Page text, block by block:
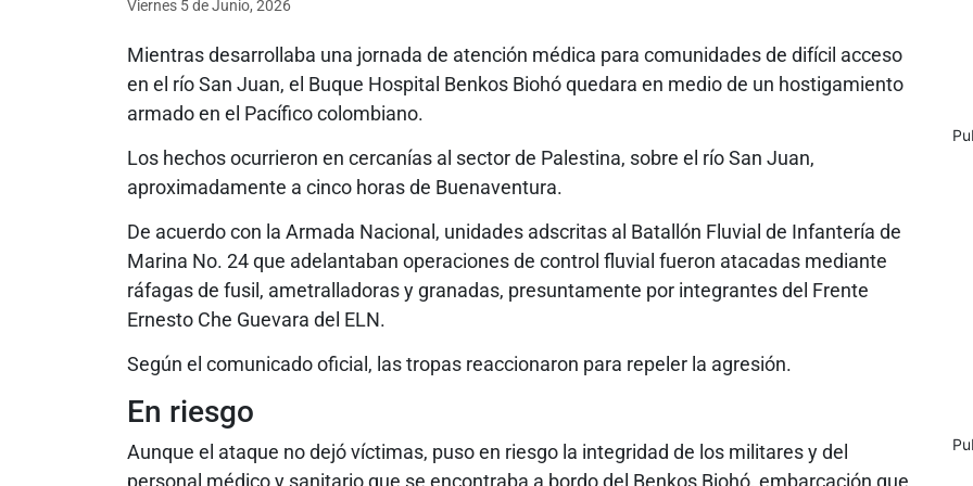
Viernes 5deJunio, 2026
Mientras desarrollaba una jornada de atención médica para comunidades de difícil acceso
en el río San Juan, el Buque Hospital Benkos Biohó quedara en medio de un hostigamiento
armado en el Pacífico colombiano.
Los hechos ocurrieron en cercanías al sector de Palestina, sobre el río San Juan,
aproximadamente a cinco horas de Buenaventura.
De acuerdo con la Armada Nacional, unidades adscritas al Batallón Fluvial de Infantería de
Marina No. 24 que adelantaban operaciones de control fluvial fueron atacadas mediante
ráfagas de fusil, ametralladoras y granadas, presuntamente por integrantes del Frente
Ernesto Che Guevara del ELN.
Según el comunicado oficial, las tropas reaccionaron para repeler la agresión.
En riesgo
Aunque el ataque no dejó víctimas, puso en riesgo la integridad de los militares y del
personal médico y sanitario que se encontraba a bordo del Benkos Biohó, embarcación que